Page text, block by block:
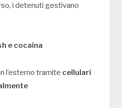
i detenuti gestivano
e cocaina
l’esterno tramite cellulari